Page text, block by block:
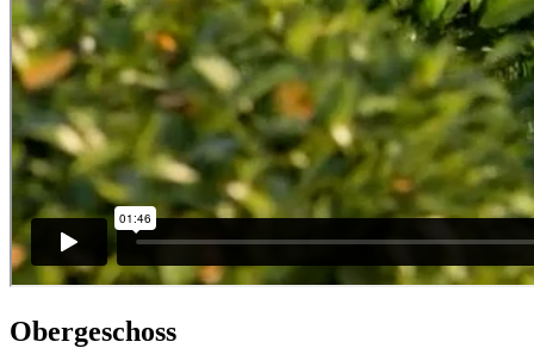
Obergeschoss